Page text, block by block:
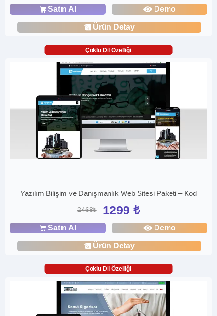
Satın Al Demo
Ürün Detay
Çoklu Dil Özelliği
Yazılım Bilişim ve Danışmanlık Web Sitesi Paketi – Kod
2468₺ 1299 ₺
Satın Al Demo
Ürün Detay
Çoklu Dil Özelliği